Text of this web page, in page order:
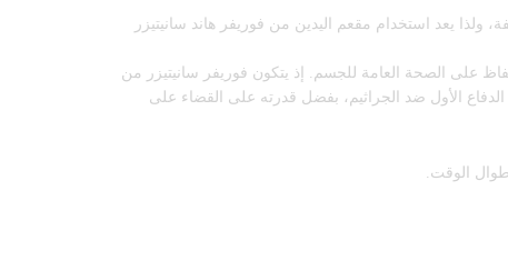
ولذا يعد استخدام مقعم اليدين من فوريفر هاند سانيتيزر
على الصحة العامة للجسم. إذ يتكون فوريفر سانيتيزر من
الأول ضد الجراثيم، بفضل قدرته على القضاء على
الوقت.